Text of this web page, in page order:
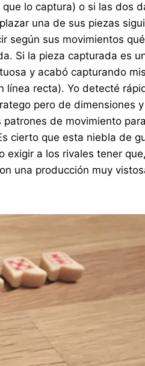
lo captura) o si las dos
una de sus piezas
sus movimientos
Si la pieza capturada es
y acabó capturando
línea recta). Yo detecté
pero de dimensiones
de movimiento
cierto que esta niebla de
a los rivales tener
una producción muy